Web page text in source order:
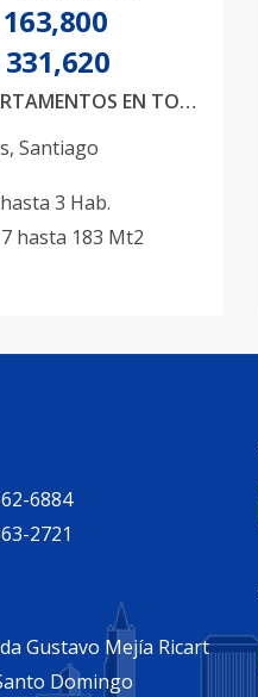
163,800
331,620
VENTA APARTAMENTOS EN TORRE DE 6 NIVELES EN LOS RIELES
, Santiago
hasta 3 Hab.
hasta 183 Mt2
6884
2721
Gustavo Mejía Ricart
Domingo